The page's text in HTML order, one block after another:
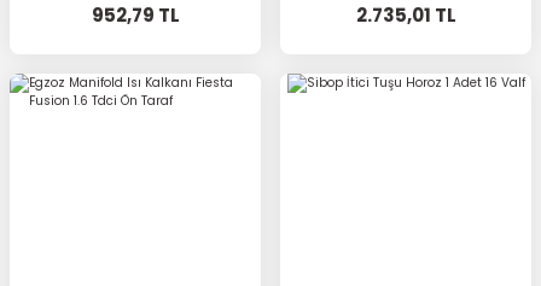
952,79 TL 2.735,01 TL